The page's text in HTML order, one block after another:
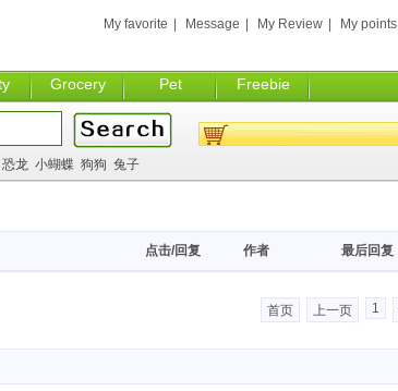
Grocery Pet Freebie
My favorite Message My Review My points
恐龙 小蝴蝶 狗狗 兔子
最后回复
作者
点击/回复
首页 上一页 1